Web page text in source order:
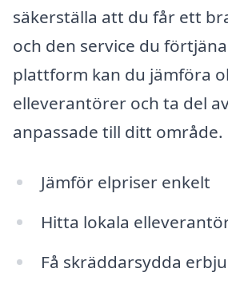
säkerställa att du får ett
och den service du
plattform kan du jämföra
elleverantörer och ta del
anpassade till ditt område.
Jämför elpriser enkelt
Hitta lokala
Få skräddarsydda